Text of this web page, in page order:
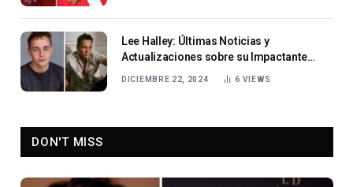
Lee Halley: Últimas Noticias y
Actualizaciones sobre su Impactante
DICIEMBRE 22, 2024 6 VIEWS
DON'T MISS